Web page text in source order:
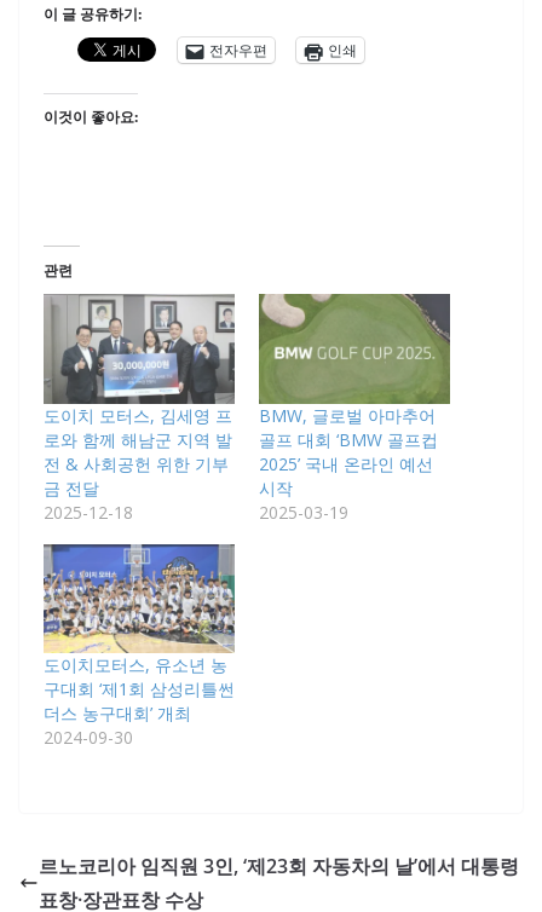
이 글 공유하기:
전자우편
인쇄
이것이 좋아요:
관련
도이치 모터스, 김세영 프
로와 함께 해남군 지역 발
전 & 사회공헌 위한 기부
금 전달
2025-12-18
BMW, 글로벌 아마추어
골프 대회 ‘BMW 골프컵
2025’ 국내 온라인 예선
시작
2025-03-19
도이치모터스, 유소년 농
구대회 ‘제1회 삼성리틀썬
더스 농구대회’ 개최
2024-09-30
르노코리아 임직원 3인, ‘제23회 자동차의 날’에서 대통령
표창·장관표창 수상